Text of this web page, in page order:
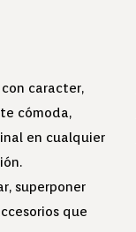
caracter,
cómoda,
en cualquier
superponer
que